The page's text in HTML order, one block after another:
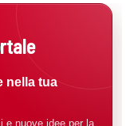
nella tua
e nuove idee per la